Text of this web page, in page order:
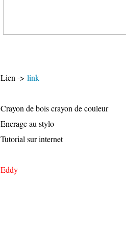
Lien -> link
Crayon de bois crayon de couleur
Encrage au stylo
Tutorial sur internet
Eddy